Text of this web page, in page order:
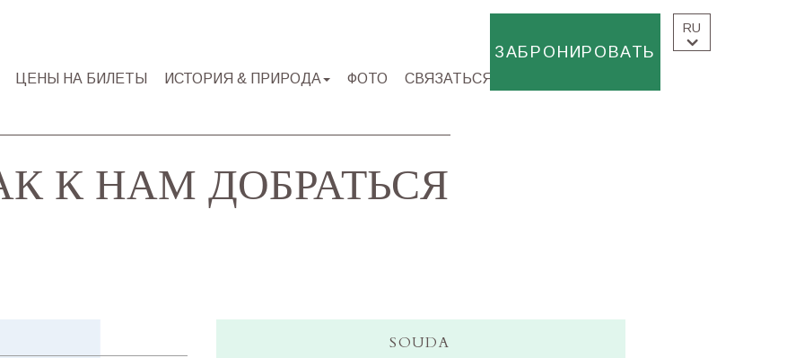
RU
ЗАБРОНИРОВАТЬ
ЦЕНЫ НА БИЛЕТЫ ИСТОРИЯ & ΠРИРОДА ФОТО СВЯЗАТЬСЯ
К НАМ ДОБРАТЬСЯ
SOUDA